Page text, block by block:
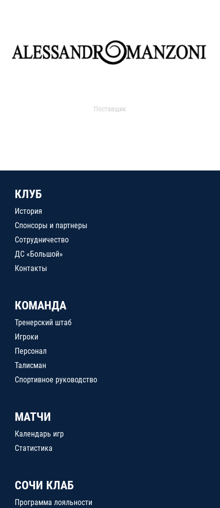
Поставщик
КЛУБ
История
Спонсоры и партнеры
Сотрудничество
ДС «Большой»
Контакты
КОМАНДА
Тренерский штаб
Игроки
Персонал
Талисман
Спортивное руководство
МАТЧИ
Календарь игр
Статистика
СОЧИ КЛАБ
Программа лояльности